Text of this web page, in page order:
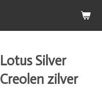
Lotus Silver
Creolen zilver